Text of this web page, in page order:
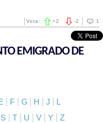
1
-2
Vota: +2
EMIGRADO DE
F G H J
L
S T U V Y Z